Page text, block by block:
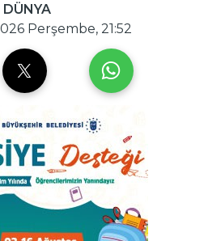
DÜNYA
Perşembe, 21:52